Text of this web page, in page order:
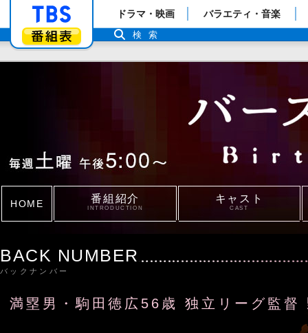
「TBSテレビ」トップページ
番組表
ドラマ・映画 バラエティ・音楽
検索
HOME 番組紹介
INTRODUCTION
キャスト
CAST
BACK NUMBER
バックナンバー
満塁男・駒田徳広56歳 独立リーグ監督